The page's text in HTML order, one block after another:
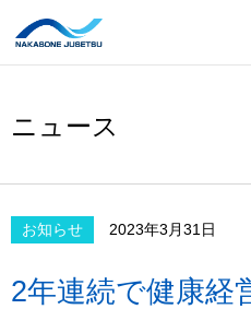
ニュース
お知らせ 2023年3月31日
2年連続で健康経